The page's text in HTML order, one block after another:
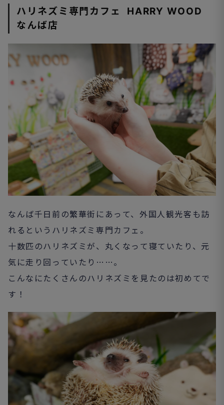
ハリネズミ専門カフェ HARRY WOOD
なんば店
なんば千日前の繁華街にあって、外国人観光客も訪
れるというハリネズミ専門カフェ。
十数匹のハリネズミが、丸くなって寝ていたり、元
気に走り回っていたり……。
こんなにたくさんのハリネズミを見たのは初めてで
す！